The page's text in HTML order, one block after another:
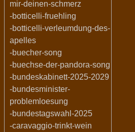
mir-deinen-schmerz
-botticelli-fruehling
-botticelli-verleumdung-des-
apelles
-buecher-song
-buechse-der-pandora-song
-bundeskabinett-2025-2029
-bundesminister-
problemloesung
-bundestagswahl-2025
-caravaggio-trinkt-wein